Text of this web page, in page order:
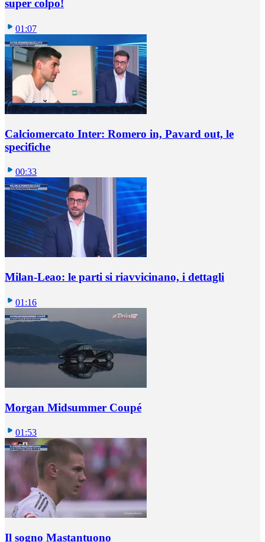
super colpo!
01:07
Calciomercato Inter: Romero in, Pavard out, le
specifiche
00:33
Milan-Leao: le parti si riavvicinano, i dettagli
01:16
Morgan Midsummer Coupé
01:53
Il sogno Mastantuono